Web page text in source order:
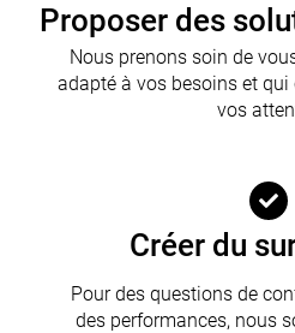
Proposer des
Nous prenons soin de
adapté à vos besoins et
vos
Créer du
Pour des questions de
des performances, nous